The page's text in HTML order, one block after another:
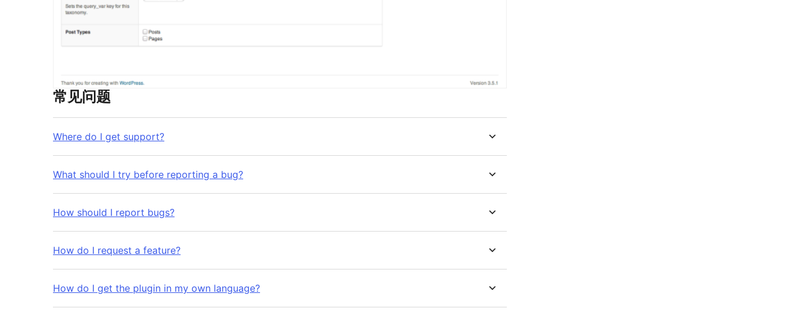
常见问题
Where do I get support?
What should I try before reporting a bug?
How should I report bugs?
How do I request a feature?
How do I get the plugin in my own language?